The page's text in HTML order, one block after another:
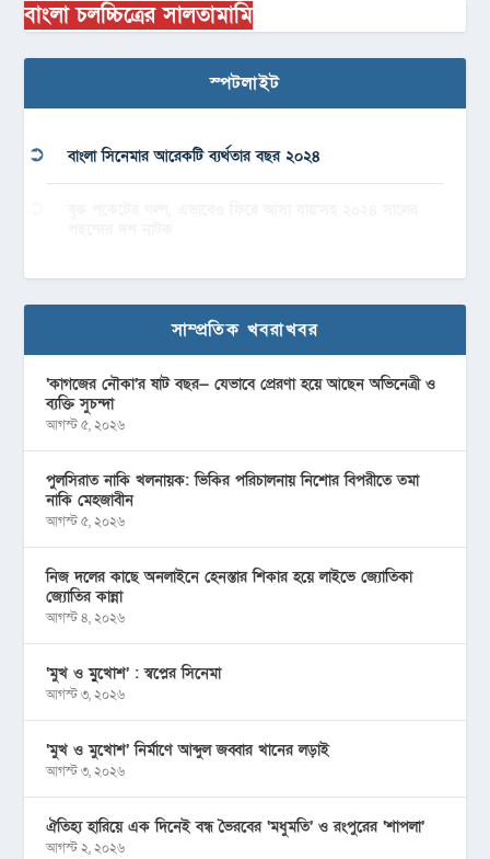
বাংলা চলচ্চিত্রের সালতামামি
স্পটলাইট
বাংলা সিনেমার আরেকটি ব্যর্থতার বছর ২০২৪
সাম্প্রতিক খবরাখবর
‘কাগজের নৌকা’র ষাট বছর— যেভাবে প্রেরণা হয়ে আছেন অভিনেত্রী ও
ব্যক্তি সুচন্দা
আগস্ট ৫, ২০২৬
পুলসিরাত নাকি খলনায়ক: ভিকির পরিচালনায় নিশোর বিপরীতে তমা
নাকি মেহজাবীন
আগস্ট ৫, ২০২৬
নিজ দলের কাছে অনলাইনে হেনস্তার শিকার হয়ে লাইভে জ্যোতিকা
জ্যোতির কান্না
আগস্ট ৪, ২০২৬
‘মুখ ও মু্খোশ’ : স্বপ্নের সিনেমা
আগস্ট ৩, ২০২৬
‘মুখ ও মুখোশ’ নির্মাণে আব্দুল জব্বার খানের লড়াই
আগস্ট ৩, ২০২৬
ঐতিহ্য হারিয়ে এক দিনেই বন্ধ ভৈরবের ‘মধুমতি’ ও রংপুরের ‘শাপলা’
আগস্ট ২, ২০২৬